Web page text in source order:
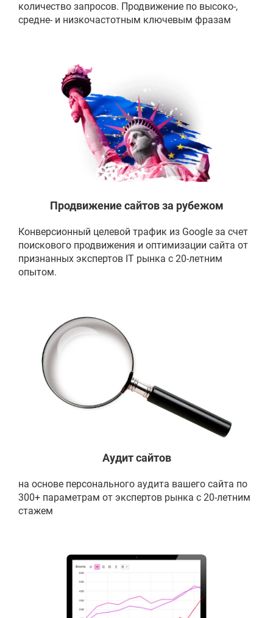
количество запросов. Продвижение по высоко-,
средне- и низкочастотным ключевым фразам
Продвижение сайтов за рубежом
Конверсионный целевой трафик из Google за счет
поискового продвижения и оптимизации сайта от
признанных экспертов IT рынка с 20-летним
опытом.
Аудит сайтов
на основе персонального аудита вашего сайта по
300+ параметрам от экспертов рынка с 20-летним
стажем